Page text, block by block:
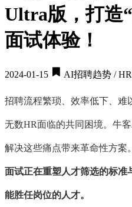
Ultra版，打造
面试体验！
2024-01-15 AI招聘趋势 /
招聘流程繁琐、效率低下、难
无数HR面临的共同困境。牛
解决这些痛点带来革命性方案。
面试正在重塑人才筛选的标准
能胜任岗位的人才。